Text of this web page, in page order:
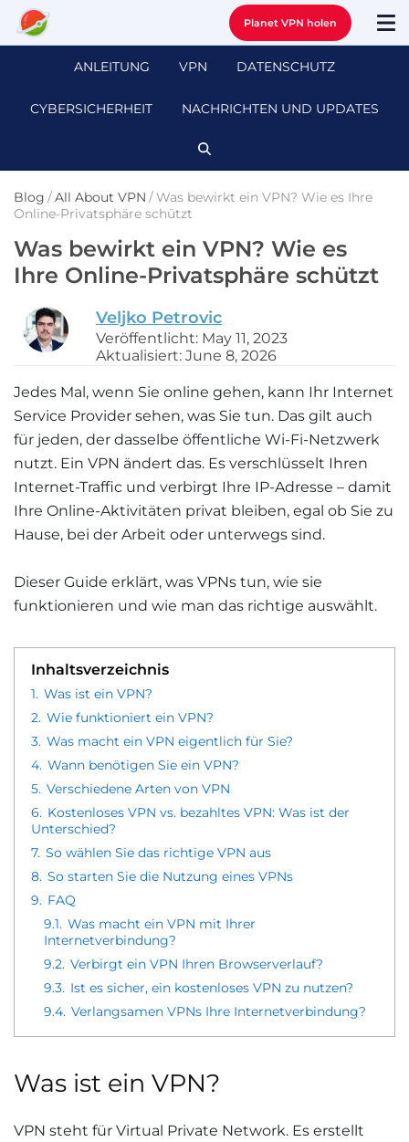
Planet VPN holen
ANLEITUNG VPN DATENSCHUTZ
CYBERSICHERHEIT NACHRICHTEN UND UPDATES
Blog /All About VPN /Was bewirkt ein VPN? Wie es Ihre
Online-Privatsphäre schützt
Was bewirkt ein VPN? Wie es
Ihre Online-Privatsphäre schützt
Veljko Petrovic
Veröffentlicht: May 11, 2023
Aktualisiert: June 8, 2026
Jedes Mal, wenn Sie online gehen, kann Ihr Internet
Service Provider sehen, was Sie tun. Das gilt auch
für jeden, der dasselbe öffentliche Wi-Fi-Netzwerk
nutzt. Ein VPN ändert das. Es verschlüsselt Ihren
Internet-Traffic und verbirgt Ihre IP-Adresse – damit
Ihre Online-Aktivitäten privat bleiben, egal ob Sie zu
Hause, bei der Arbeit oder unterwegs sind.
Dieser Guide erklärt, was VPNs tun, wie sie
funktionieren und wie man das richtige auswählt.
Inhaltsverzeichnis
1. Was ist ein VPN?
2. Wie funktioniert ein VPN?
3. Was macht ein VPN eigentlich für Sie?
4. Wann benötigen Sie ein VPN?
5. Verschiedene Arten von VPN
6. Kostenloses VPN vs. bezahltes VPN: Was ist der
Unterschied?
7. So wählen Sie das richtige VPN aus
8. So starten Sie die Nutzung eines VPNs
9. FAQ
9.1. Was macht ein VPN mit Ihrer
Internetverbindung?
9.2. Verbirgt ein VPN Ihren Browserverlauf?
9.3. Ist es sicher, ein kostenloses VPN zu nutzen?
9.4. Verlangsamen VPNs Ihre Internetverbindung?
Was ist ein VPN?
VPN steht für Virtual Private Network. Es erstellt